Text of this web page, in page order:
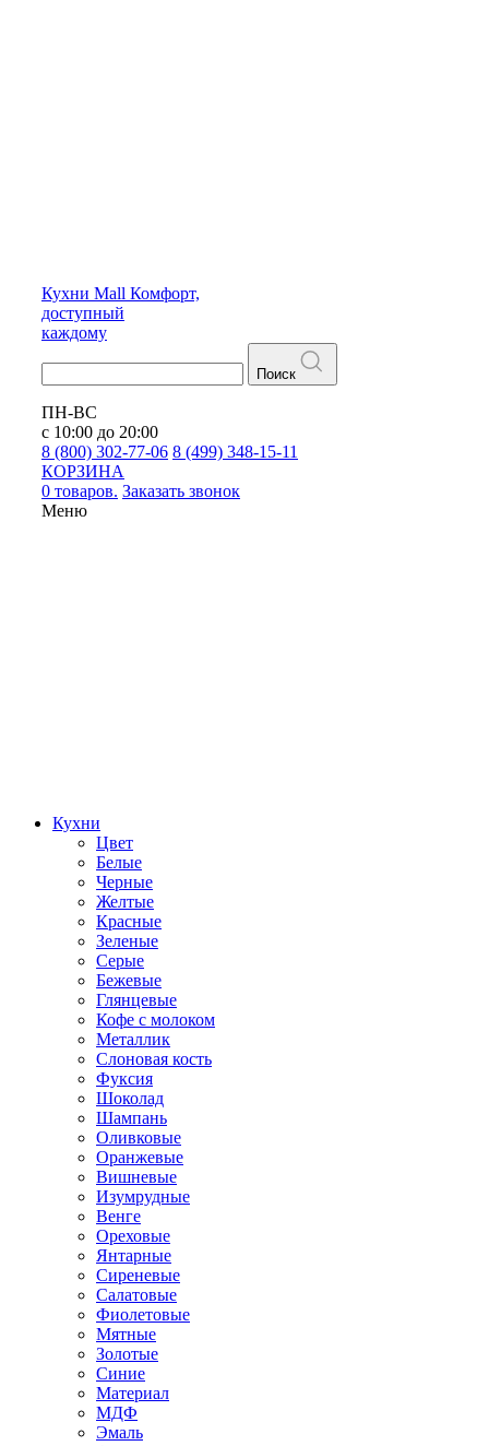
Кухни Mall Комфорт,
доступный
каждому
Поиск
ПН-ВС
с 10:00 до 20:00
8 (800) 302-77-06 8 (499) 348-15-11
КОРЗИНА
0 товаров. Заказать звонок
Меню
Кухни
Цвет
Белые
Черные
Желтые
Красные
Зеленые
Серые
Бежевые
Глянцевые
Кофе с молоком
Металлик
Слоновая кость
Фуксия
Шоколад
Шампань
Оливковые
Оранжевые
Вишневые
Изумрудные
Венге
Ореховые
Янтарные
Сиреневые
Салатовые
Фиолетовые
Мятные
Золотые
Синие
Материал
МДФ
Эмаль